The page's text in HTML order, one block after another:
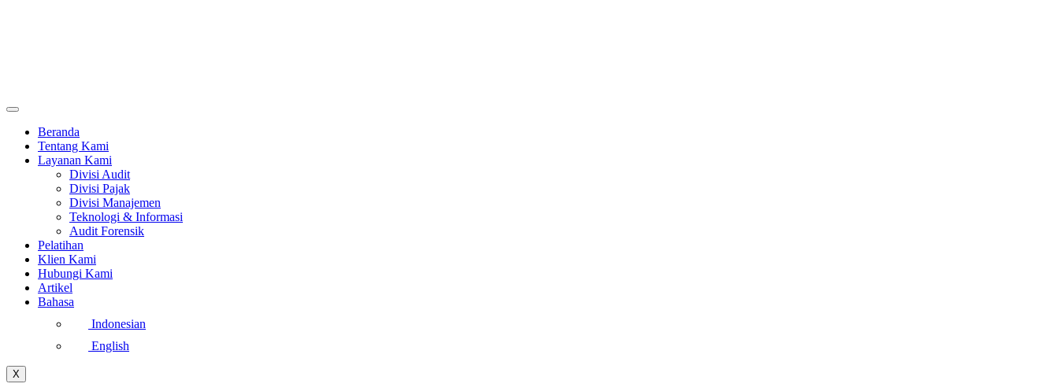
Beranda
Tentang Kami
Layanan Kami
Divisi Audit
Divisi Pajak
Divisi Manajemen
Teknologi & Informasi
Audit Forensik
Pelatihan
Klien Kami
Hubungi Kami
Artikel
Bahasa
Indonesian
English
X